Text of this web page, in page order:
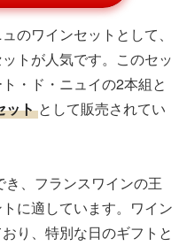
のワインセットとして、
トが人気です。このセッ
・ド・ニュイの2本組と
ット として販売されてい
、フランスワインの王
に適しています。ワイン
り、特別な日のギフトと